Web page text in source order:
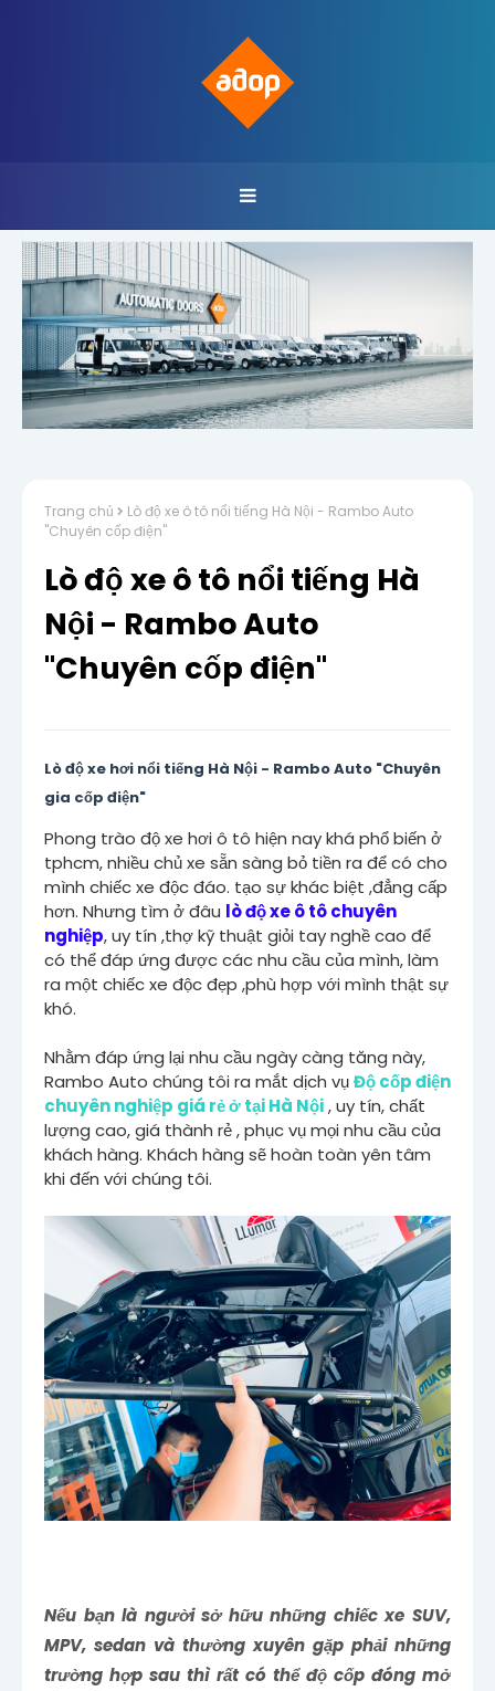
Trang chủ
Lò độ xe ô tô nổi tiếng Hà Nội - Rambo Auto
"Chuyên cốp điện"
Lò độ xe ô tô nổi tiếng Hà
Nội - Rambo Auto
"Chuyên cốp điện"
Lò độ xe hơi nổi tiếng Hà Nội - Rambo Auto "Chuyên
gia cốp điện"
Phong trào độ xe hơi ô tô hiện nay khá phổ biến ở
tphcm, nhiều chủ xe sẵn sàng bỏ tiền ra để có cho
mình chiếc xe độc đáo. tạo sự khác biệt ,đẳng cấp
hơn. Nhưng tìm ở đâu lòđộ xe ô tôchuyên
nghiệp, uy tín ,thợ kỹ thuật giỏi tay nghề cao để
có thể đáp ứng được các nhu cầu của mình, làm
ra một chiếc xe độc đẹp ,phù hợp với mình thật sự
khó.
Nhằm đáp ứng lại nhu cầu ngày càng tăng này,
Rambo Auto chúng tôi ra mắt dịch vụĐộ cốp điện
chuyên nghiệp giá rẻ ở tại Hà Nội, uy tín, chất
lượng cao, giá thành rẻ , phục vụ mọi nhu cầu của
khách hàng. Khách hàng sẽ hoàn toàn yên tâm
khi đến với chúng tôi.
Nếu bạn là người sở hữu những chiếc xe SUV,
MPV, sedan và thường xuyên gặp phải những
trường hợp sau thì rất có thể độ cốp đóng mở